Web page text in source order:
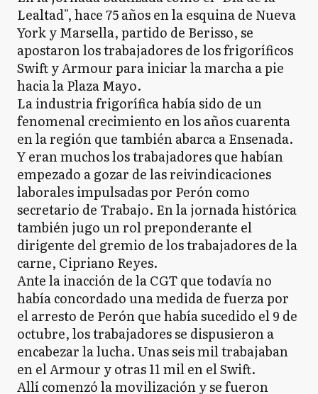
Lealtad", hace 75 años en la esquina de Nueva
York y Marsella, partido de Berisso, se
apostaron los trabajadores de los frigoríficos
Swift y Armour para iniciar la marcha a pie
hacia la Plaza Mayo.
La industria frigorífica había sido de un
fenomenal crecimiento en los años cuarenta
en la región que también abarca a Ensenada.
Y eran muchos los trabajadores que habían
empezado a gozar de las reivindicaciones
laborales impulsadas por Perón como
secretario de Trabajo. En la jornada histórica
también jugo un rol preponderante el
dirigente del gremio de los trabajadores de la
carne, Cipriano Reyes.
Ante la inacción de la CGT que todavía no
había concordado una medida de fuerza por
el arresto de Perón que había sucedido el 9 de
octubre, los trabajadores se dispusieron a
encabezar la lucha. Unas seis mil trabajaban
en el Armour y otras 11 mil en el Swift.
Allí comenzó la movilización y se fueron